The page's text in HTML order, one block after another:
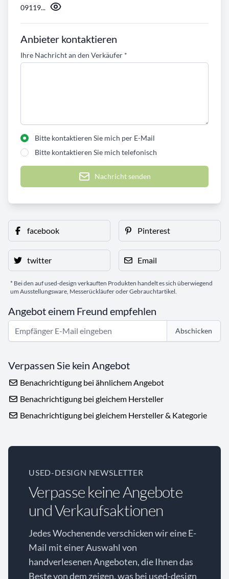
09119...
Anbieter kontaktieren
Ihre Nachricht an den Verkäufer *
Bitte kontaktieren Sie mich per E-Mail
Bitte kontaktieren Sie mich telefonisch
Nachricht senden
facebook Pinterest
twitter Email
* Bei den auf used-design verkauften Produkten handelt es sich überwiegend
um Ausstellungsware, Messerückläufer oder Gebrauchtartikel.
Angebot einem Freund empfehlen
Abschicken
Verpassen Sie kein Angebot
Benachrichtigung bei ähnlichem Angebot
Benachrichtigung bei gleichem Hersteller
Benachrichtigung bei gleichem Hersteller & Kategorie
USED-DESIGN NEWSLETTER
Verpasse keine Angebote
und Verkaufsaktionen
Jedes Wochenende verschicken wir eine E-
Mail mit einer Auswahl von
handverlesenen Angeboten, die Ihnen das
Beste von dem zeigen, was bei used-design